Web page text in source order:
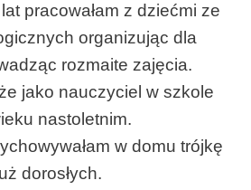
pracowałam z dziećmi ze
organizując dla
rozmaite zajęcia.
jako nauczyciel w szkole
nastoletnim.
w domu trójkę
dorosłych.